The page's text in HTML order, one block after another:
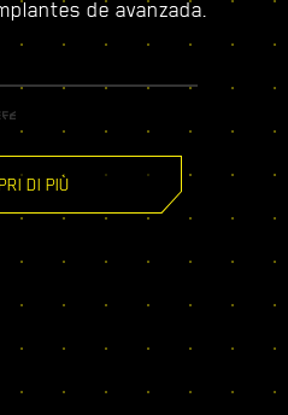
de avanzada.
DI PIÙ